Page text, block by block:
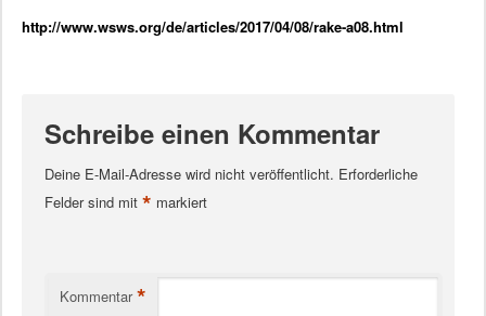
http://www.wsws.org/de/articles/2017/04/08/rake-a08.html
Schreibe einen Kommentar
Deine E-Mail-Adresse wird nicht veröffentlicht. Erforderliche
Felder sind mit * markiert
Kommentar *